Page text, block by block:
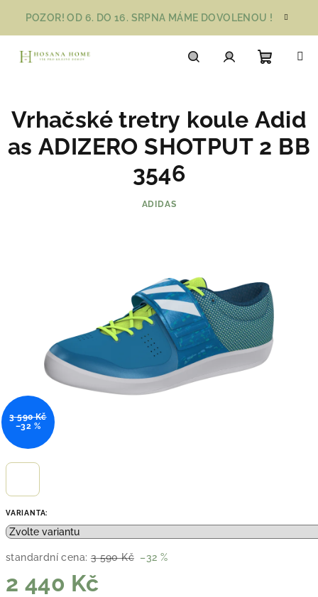
obsah
POZOR! OD 6. DO 16. SRPNA MÁME DOVOLENOU !
košík
VARIANTA:
standardní cena: 3 590 Kč –32 %
2 440 Kč
Vrhačské tretry koule Adid
as ADIZERO SHOTPUT 2 BB
3546
ADIDAS
3 590 Kč
–32 %